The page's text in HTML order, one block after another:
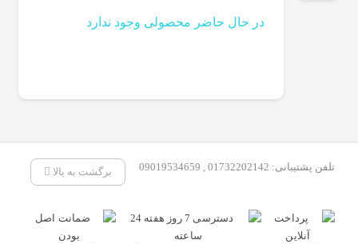
در حال حاضر محصولی وجود ندارد
تلفن پشتیبانی: 01732202142 , 09019534659 برگشت به بالا